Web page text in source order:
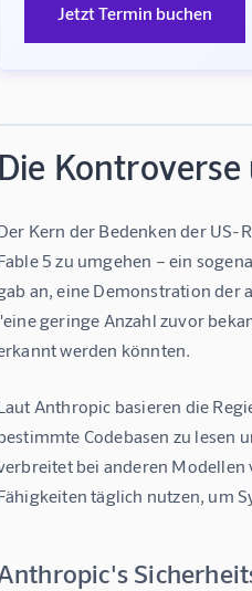
Jetzt Termin buchen
Die
Kern der Bedenken der
5 zu umgehen – ein
an, eine Demonstration der
geringe Anzahl zuvor
werden könnten.
Anthropic basieren die
Codebasen zu lesen
bei anderen Modellen
täglich nutzen, um